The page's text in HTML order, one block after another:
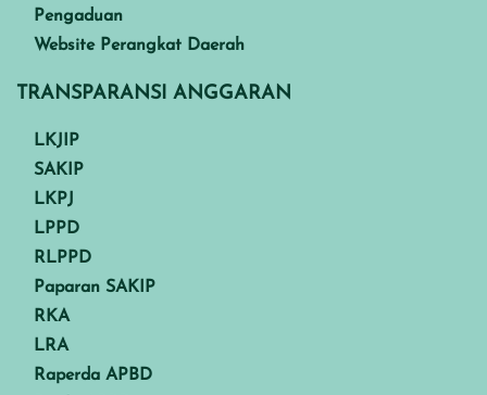
Pengaduan
Website Perangkat Daerah
TRANSPARANSI ANGGARAN
LKJIP
SAKIP
LKPJ
LPPD
RLPPD
Paparan SAKIP
RKA
LRA
Raperda APBD